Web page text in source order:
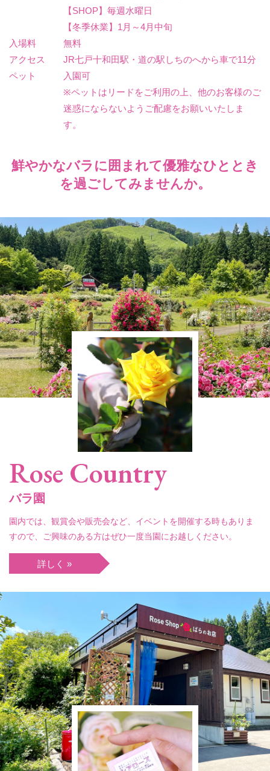
【SHOP】毎週水曜日
【冬季休業】1月～4月中旬
入場料
無料
アクセス
JR七戸十和田駅・道の駅しちのへから車で11分
ペット
入園可
※ペットはリードをご利用の上、他のお客様のご
迷惑にならないようご配慮をお願いいたしま
す。
鮮やかなバラに囲まれて優雅なひととき
を過ごしてみませんか。
Rose Country
バラ園
園内では、観賞会や販売会など、イベントを開催する時もありま
すので、ご興味のある方はぜひ一度当園にお越しください。
詳しく »